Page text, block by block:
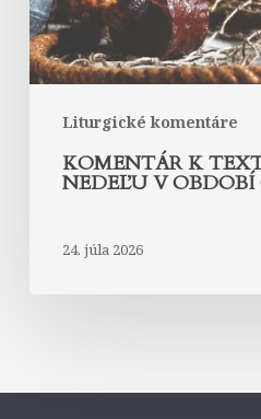
Liturgické komentáre
období
cez
rok
„A“
KOMENTÁR K
NEDEĽU V OBDOBÍ
24. júla 2026